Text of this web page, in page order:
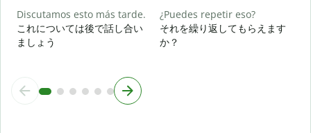
Discutamos esto más tarde.
これについては後で話し合い
ましょう
¿Puedes repetir eso?
それを繰り返してもらえます
か？